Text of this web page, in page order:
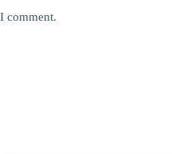
comment.